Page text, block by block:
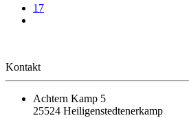
17
Kontakt
Achtern Kamp 5
25524 Heiligenstedtenerkamp